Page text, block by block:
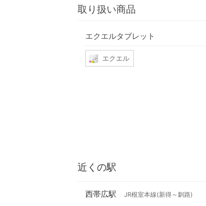
取り扱い商品
エクエルタブレット
エクエル
近くの駅
西帯広駅 JR根室本線(新得～釧路)